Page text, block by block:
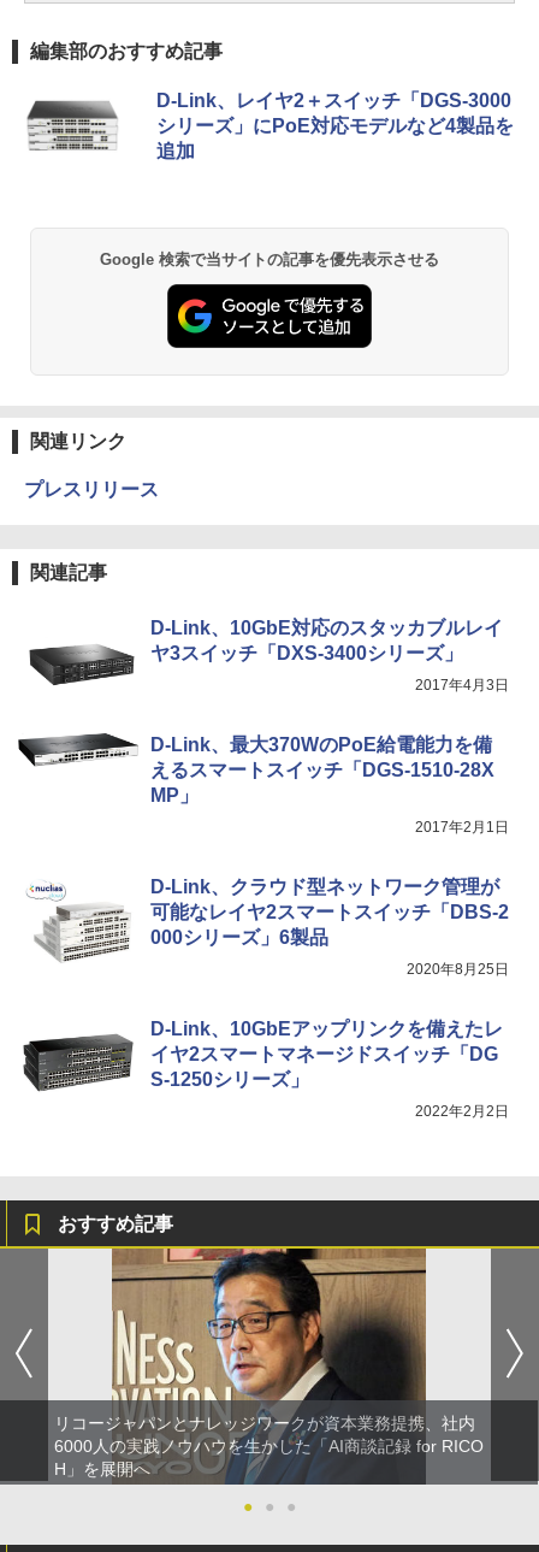
編集部のおすすめ記事
D-Link、レイヤ2＋スイッチ「DGS-3000
シリーズ」にPoE対応モデルなど4製品を
追加
Google 検索で当サイトの記事を優先表示させる
関連リンク
プレスリリース
関連記事
D-Link、10GbE対応のスタッカブルレイ
ヤ3スイッチ「DXS-3400シリーズ」
2017年4月3日
D-Link、最大370WのPoE給電能力を備
えるスマートスイッチ「DGS-1510-28X
MP」
2017年2月1日
D-Link、クラウド型ネットワーク管理が
可能なレイヤ2スマートスイッチ「DBS-2
000シリーズ」6製品
2020年8月25日
D-Link、10GbEアップリンクを備えたレ
イヤ2スマートマネージドスイッチ「DG
S-1250シリーズ」
2022年2月2日
おすすめ記事
リコージャパンとナレッジワークが資本業務提携、社内
6000人の実践ノウハウを生かした「AI商談記録 for RICO
H」を展開へ
●
● ●